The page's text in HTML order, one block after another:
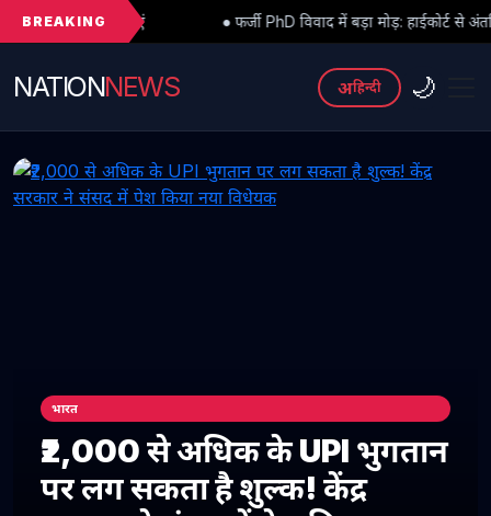
BREAKING● फर्जी PhD विवाद में बड़ा मोड़: हाईकोर्ट से अंतरिम राहत के बाद 3
NATIONNEWS अहिन्दी 🌙
भारत
₹2,000 से अधिक के UPI भुगतान
पर लग सकता है शुल्क! केंद्र